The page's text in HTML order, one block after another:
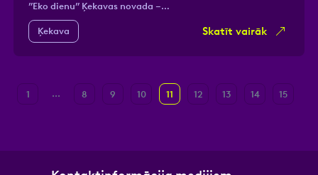
”Eko dienu” Ķekavas novada –…
Ķekava Skatīt vairāk
1 ... 8 9 10 11 12 13 14 15